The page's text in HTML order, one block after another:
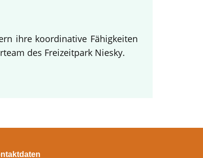
ihre koordinative Fähigkeiten
des Freizeitpark Niesky.